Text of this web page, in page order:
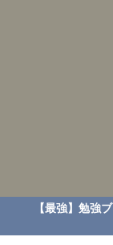
【最強】勉強